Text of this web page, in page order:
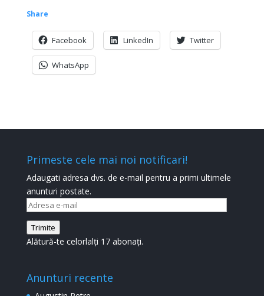
Share
Facebook LinkedIn Twitter
WhatsApp
Primeste cele mai noi notificari!
Adaugati adresa dvs. de e-mail pentru a primi ultimele
anunturi postate.
Adresa
e-
mail
Trimite
Alătură-te celorlalți 17 abonați.
Anunturi recente